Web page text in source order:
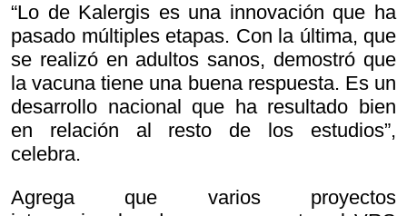
“Lo de Kalergis es una innovación que ha
pasado múltiples etapas. Con la última, que
se realizó en adultos sanos, demostró que
la vacuna tiene una buena respuesta. Es un
desarrollo nacional que ha resultado bien
en relación al resto de los estudios”,
celebra.
Agrega que varios proyectos